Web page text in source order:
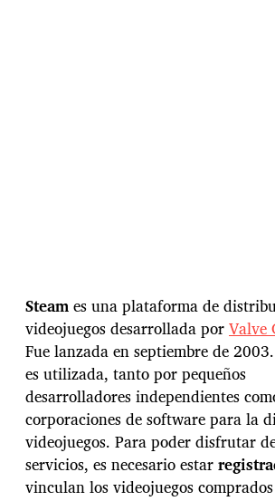
Steames una plataforma de
videojuegos desarrollada porValve
Fue lanzada en septiembre de
es utilizada, tanto por pequeños
desarrolladores independientes
corporaciones de software para la
videojuegos. Para poder disfrutar
servicios, es necesario estar
vinculan los videojuegos